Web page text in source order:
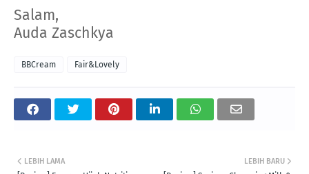
Salam,
Auda Zaschkya
BBCream Fair&Lovely
LEBIH BARU
LEBIH LAMA